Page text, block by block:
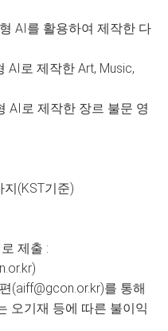
AI를 활용하여 제작한 다
AI로 제작한 Art, Music,
AI로 제작한 장르 불문 영
지(KST기준)
제출 :
(aiff@gcon.or.kr)를 통해
오기재 등에 따른 불이익